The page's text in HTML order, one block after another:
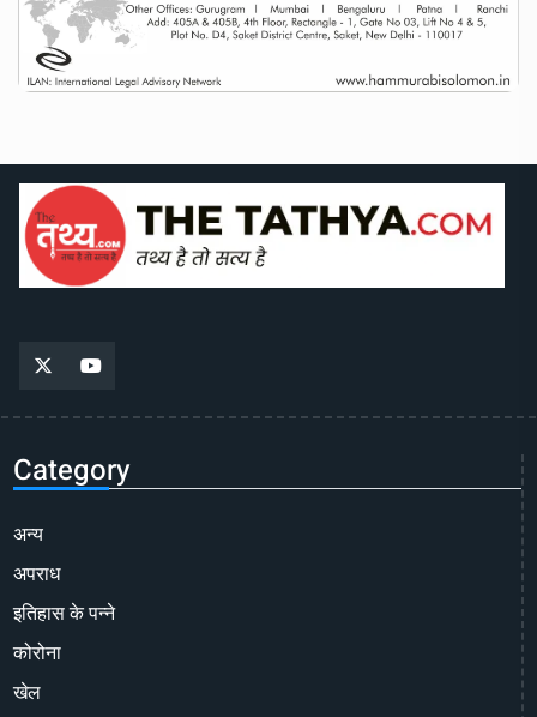
Category
अन्य
अपराध
इतिहास के पन्ने
कोरोना
खेल